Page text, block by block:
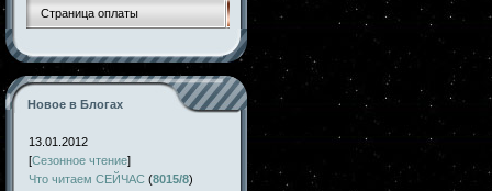
Страница оплаты
Новое в Блогах
13.01.2012
[Сезонное чтение]
Что читаем СЕЙЧАС (8015/8)